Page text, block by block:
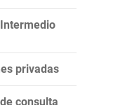
privadas
consulta